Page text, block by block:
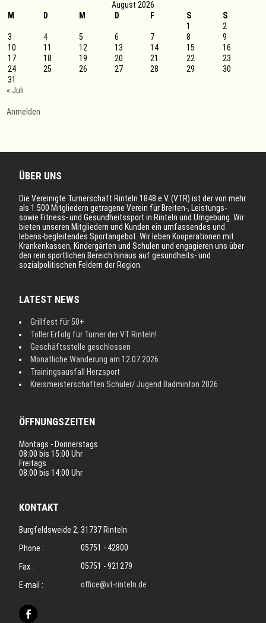
August 2026
M
D M D F S
S
1
2
3
4 5 6 7 8
9
10
11 12 13 14 15
16
17
18 19 20 21 22
23
24
25 26 27 28 29
30
31
« Juli
Anmelden
ÜBER UNS
Die Vereinigte Turnerschaft Rinteln 1848 e.V. (VTR) ist der von mehr
als 1.500 Mitgliedern getragene Verein für Breiten-, Leistungs-
sowie Fitness- und Gesundheitssport in Rinteln und Umgebung. Wir
bieten unseren Mitgliedern und Kunden ein umfassendes und
lebens-begleitendes Sportangebot. Wir leben Kooperationen mit
Krankenkassen, Kindergärten und Schulen und engagieren uns über
den rein sportlichen Bereich hinaus auf gesundheits- und
sozialpolitischen Feldern der Region.
LATEST NEWS
Grillfest für 50+
Toller Erfolg für Turner der VT Rinteln!
Geschäftsstelle geschlossen
Monatliche Wanderung am 12.07.2026
Trainingsausfall Herzsport
Kreismeisterschaften Schüler/ Jugend Badminton 2026
ÖFFNUNGSZEITEN
Montags - Donnerstags
08:00 bis 15:00 Uhr
Freitags
08:00 bis 14:00 Uhr
KONTAKT
Burgfeldsweide 2, 31737 Rinteln
Phone :
05751 - 42800
Fax :
05751 - 921279
E-mail :
office@vt-rinteln.de